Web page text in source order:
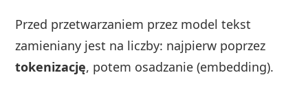
Przed przetwarzaniem przez model tekst
zamieniany jest na liczby: najpierw poprzez
tokenizację, potem osadzanie (embedding).